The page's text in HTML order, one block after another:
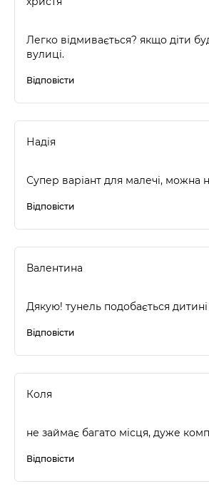
Легко відмивається? якщо діти
вулиці.
Відповісти
Надія
Супер варіант для малечі, можна
Відповісти
Валентина
Дякую! тунель подобається дитині
Відповісти
Коля
не займає багато місця, дуже
Відповісти